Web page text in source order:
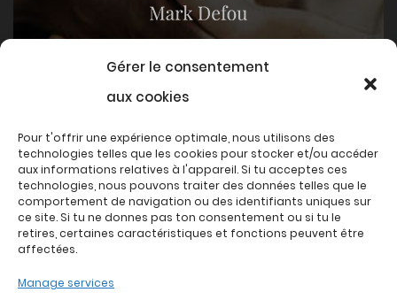
Gérer le consentement
aux cookies
Pour t'offrir une expérience optimale, nous utilisons des
technologies telles que les cookies pour stocker et/ou accéder
aux informations relatives à l'appareil. Si tu acceptes ces
technologies, nous pouvons traiter des données telles que le
comportement de navigation ou des identifiants uniques sur
ce site. Si tu ne donnes pas ton consentement ou si tu le
retires, certaines caractéristiques et fonctions peuvent être
affectées.
Manage services